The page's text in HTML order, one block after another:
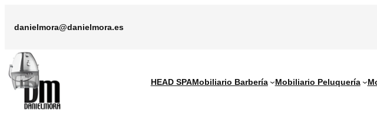
contenido
danielmora@danielmora.es
HEAD SPAMobiliario Barbería Mobiliario Peluquería